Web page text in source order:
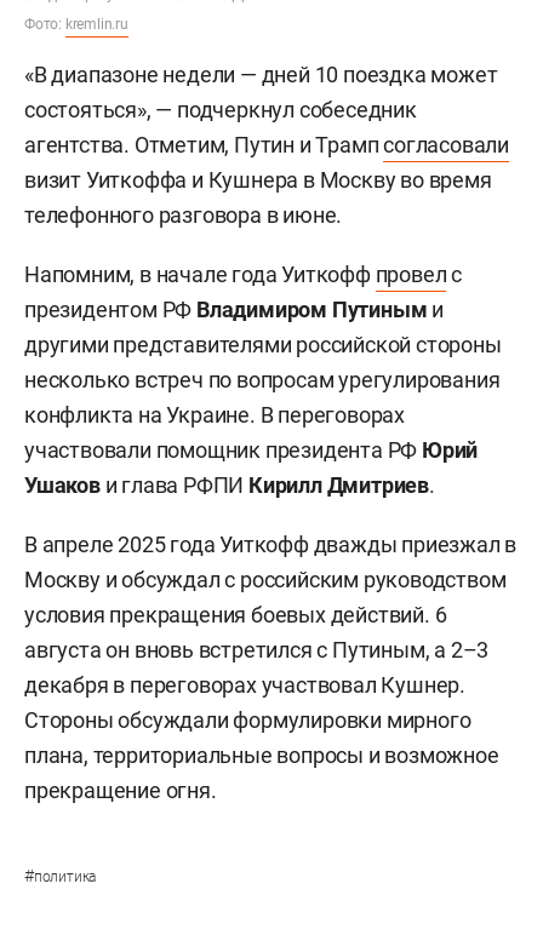
Фото: kremlin.ru
«В диапазоне недели — дней 10 поездка может
состояться», — подчеркнул собеседник
агентства. Отметим, Путин и Трампсогласовали
визит Уиткоффа и Кушнера в Москву во время
телефонного разговора в июне.
Напомним, в начале года Уиткофф провелс
президентом РФ Владимиром Путиным и
другими представителями российской стороны
несколько встреч по вопросам урегулирования
конфликта на Украине. В переговорах
участвовали помощник президента РФ Юрий
Ушакови глава РФПИ Кирилл Дмитриев.
В апреле 2025 года Уиткофф дважды приезжал в
Москву и обсуждал с российским руководством
условия прекращения боевых действий. 6
августа он вновь встретился с Путиным, а 2–3
декабря в переговорах участвовал Кушнер.
Стороны обсуждали формулировки мирного
плана, территориальные вопросы и возможное
прекращение огня.
#политика